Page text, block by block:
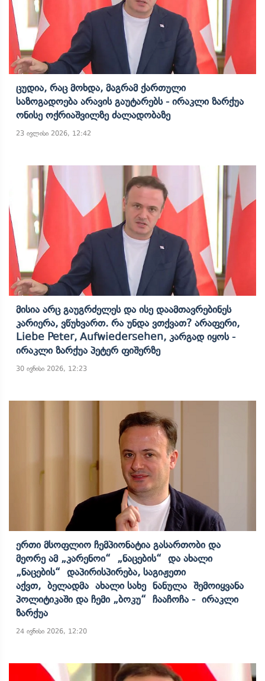
Ცუდია, Რაც Მოხდა, Მაგრამ Ქართული
Საზოგადოება Არავის Გაუტარებს - Ირაკლი Ზარქუა
Ონისე Ოქრიაშვილზე Ძალადობაზე
23 ივლისი 2026, 12:42
Მისია Არც Გაუგრძელეს Და Ისე Დაამთავრებინეს
Კარიერა, Ვწუხვართ. Რა Უნდა Ვთქვათ? Არაფერი,
Liebe Peter, Aufwiedersehen, Კარგად Იყოს -
Ირაკლი Ზარქუა Პეტერ Ფიშერზე
30 ივნისი 2026, 12:23
Ერთი Მსოფლიო Ჩემპიონატია Გასართობი Და
Მეორე Ამ „კარენოი“ „ნაცების“ Და Ახალი
„ნაცების“ Დაპირისპირება, Საგიჟეთი
Აქვთ, Ბელადმა Ახალი Სახე Ნანულა Შემოიყვანა
Პოლიტიკაში Და Ჩემი „ბოკუ“ Ჩააჩოჩა - Ირაკლი
Ზარქუა
24 ივნისი 2026, 12:20